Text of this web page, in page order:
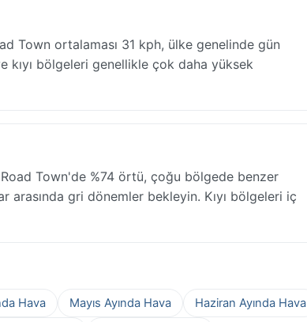
Town ortalaması 31 kph, ülke genelinde gün
kıyı bölgeleri genellikle çok daha yüksek
Town'de %74 örtü, çoğu bölgede benzer
arasında gri dönemler bekleyin. Kıyı bölgeleri iç
Hava Mayıs Ayında Hava
Haziran Ayında Hava